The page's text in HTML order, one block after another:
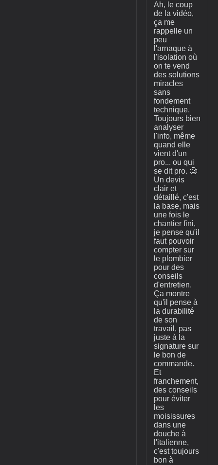
Ah, le coup
de la vidéo,
ça me
rappelle un
peu
l'arnaque à
l'isolation où
on te vend
des solutions
miracles
sans
fondement
technique.
Toujours bien
analyser
l'info, même
quand elle
vient d'un
pro... ou qui
se dit pro. 🧐
Un devis
clair et
détaillé, c'est
la base, mais
une fois le
chantier fini,
je pense qu'il
faut pouvoir
compter sur
le plombier
pour des
conseils
d'entretien.
Ça montre
qu'il pense à
la durabilité
de son
travail, pas
juste à la
signature sur
le bon de
commande.
Et
franchement,
des conseils
pour éviter
les
moisissures
dans une
douche à
l'italienne,
c'est toujours
bon à